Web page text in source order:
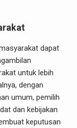
dapat
untuk lebih
dengan
umum, pemilih
dan kebijakan
keputusan